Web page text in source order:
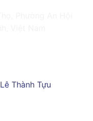
Lê Thành Tựu